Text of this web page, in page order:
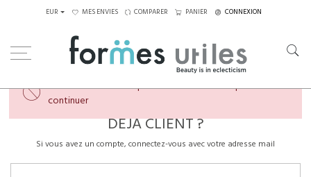
EUR MES ENVIES COMPARER PANIER CONNEXION
Veuillez créer un compte ou vous connecter pour
continuer
DÉJÀ CLIENT ?
Si vous avez un compte, connectez-vous avec votre adresse mail